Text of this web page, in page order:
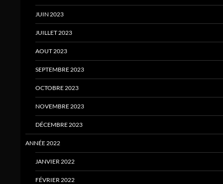
JUIN 2023
JUILLET 2023
AOUT 2023
SEPTEMBRE 2023
OCTOBRE 2023
NOVEMBRE 2023
DÉCEMBRE 2023
ANNÉE 2022
JANVIER 2022
FÉVRIER 2022